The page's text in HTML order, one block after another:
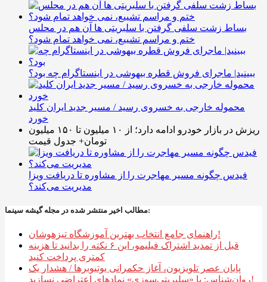
بساط زشت سلفی گرفتن با سلبریتی ها آن هم در محلس
ختم و مراسم تشییع، نمی خواهد تمام شود؟
ببینید| ماجرای فروش قطره بیهوشی در اینستاگرام چه بود؟
محموله خارجی به خسروی رسید / مسیر جدید ایران کلید
خورد
ریزش در بازار خودرو ادامه دارد؛ از ۱۰ میلیون تا ۱۵۰ میلیون
تومان+ جدول قیمت
فیدس چگونه مسیر مهاجرت را از مشاوره تا دریافت ویزا
مدیریت می‌کند؟
مطالب اخیر منتشر شده در مجله گیشه سینما:
راهنمای جامع انتخاب بهترین آموزشگاه تیزهوشان!
قبل از تمدید اشتراک فیلیمو، این ۶ نکته را بدانید تا هزینه
کمتری پرداخت کنید
پایان عصر تلویزیون، آغاز حکمرانی یوتیوبرها / هشدار یک
روان‌شناس: با «سلبریتی‌سوزی» نمادهای اعتراضی نسازید!